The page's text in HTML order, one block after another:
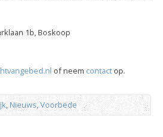
1b, Boskoop
of neem contact op.
,Nieuws,Voorbede